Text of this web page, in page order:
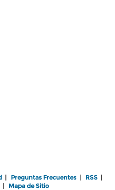
| Preguntas Frecuentes | RSS |
Mapa de Sitio